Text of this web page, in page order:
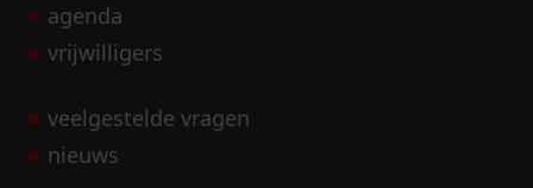
agenda
vrijwilligers
veelgestelde vragen
nieuws